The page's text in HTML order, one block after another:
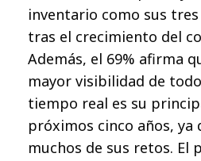
inventario como sus
tras el crecimiento del
Además, el 69% afirma
mayor visibilidad de
tiempo real es su
próximos cinco años, ya
muchos de sus retos. El